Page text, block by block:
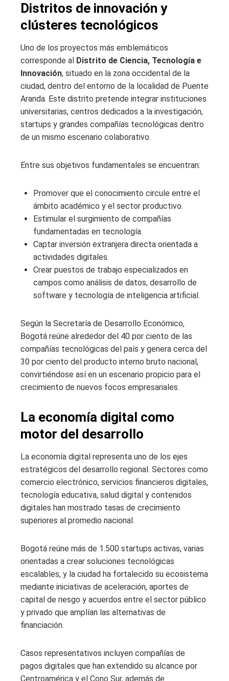
Distritos de innovación y
clústeres tecnológicos
Uno de los proyectos más emblemáticos
corresponde al Distrito de Ciencia, Tecnología e
Innovación, situado en la zona occidental de la
ciudad, dentro del entorno de la localidad de Puente
Aranda. Este distrito pretende integrar instituciones
universitarias, centros dedicados a la investigación,
startups y grandes compañías tecnológicas dentro
de un mismo escenario colaborativo.
Entre sus objetivos fundamentales se encuentran:
Promover que el conocimiento circule entre el
ámbito académico y el sector productivo.
Estimular el surgimiento de compañías
fundamentadas en tecnología.
Captar inversión extranjera directa orientada a
actividades digitales.
Crear puestos de trabajo especializados en
campos como análisis de datos, desarrollo de
software y tecnología de inteligencia artificial.
Según la Secretaría de Desarrollo Económico,
Bogotá reúne alrededor del 40 por ciento de las
compañías tecnológicas del país y genera cerca del
30 por ciento del producto interno bruto nacional,
convirtiéndose así en un escenario propicio para el
crecimiento de nuevos focos empresariales.
La economía digital como
motor del desarrollo
La economía digital representa uno de los ejes
estratégicos del desarrollo regional. Sectores como
comercio electrónico, servicios financieros digitales,
tecnología educativa, salud digital y contenidos
digitales han mostrado tasas de crecimiento
superiores al promedio nacional.
Bogotá reúne más de 1.500 startups activas, varias
orientadas a crear soluciones tecnológicas
escalables, y la ciudad ha fortalecido su ecosistema
mediante iniciativas de aceleración, aportes de
capital de riesgo y acuerdos entre el sector público
y privado que amplían las alternativas de
financiación.
Casos representativos incluyen compañías de
pagos digitales que han extendido su alcance por
Centroamérica y el Cono Sur, además de